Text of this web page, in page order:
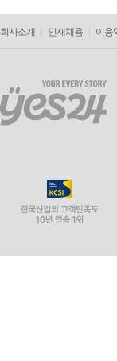
회사소개 인재채용 이용